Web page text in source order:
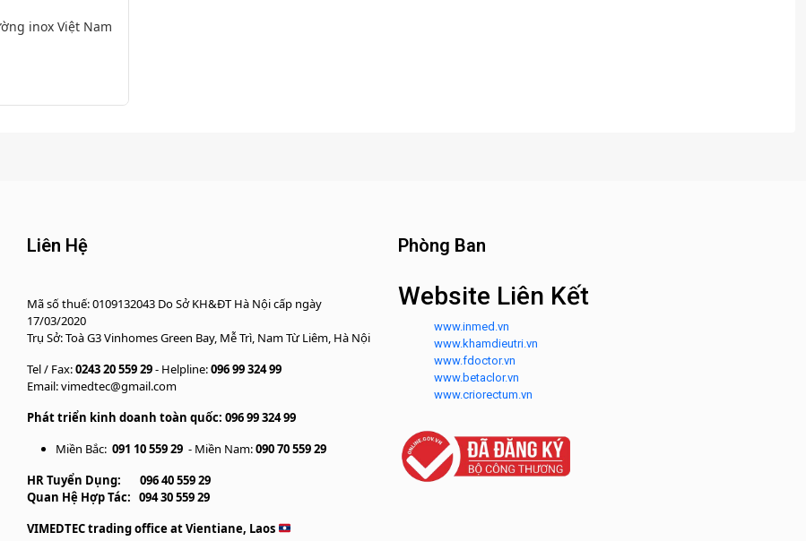
inox Việt Nam
Liên Hệ
Mã số thuế: 0109132043 Do Sở KH&ĐT Hà Nội cấp ngày
17/03/2020
Trụ Sở: Toà G3 Vinhomes Green Bay, Mễ Trì, Nam Từ Liêm, Hà Nội
Tel / Fax:0243 20 559 29- Helpline:096 99 324 99
Email: vimedtec@gmail.com
Phát triển kinh doanh toàn quốc: 096 99 324 99
Miền Bắc:091 10 559 29- Miền Nam:090 70 559 29
HR Tuyển Dụng:
096 40 559 29
Quan Hệ Hợp Tác: 094 30 559 29
VIMEDTEC trading office at Vientiane, Laos
Phòng Ban
Website Liên Kết
www.inmed.vn
www.khamdieutri.vn
www.fdoctor.vn
www.betaclor.vn
www.criorectum.vn